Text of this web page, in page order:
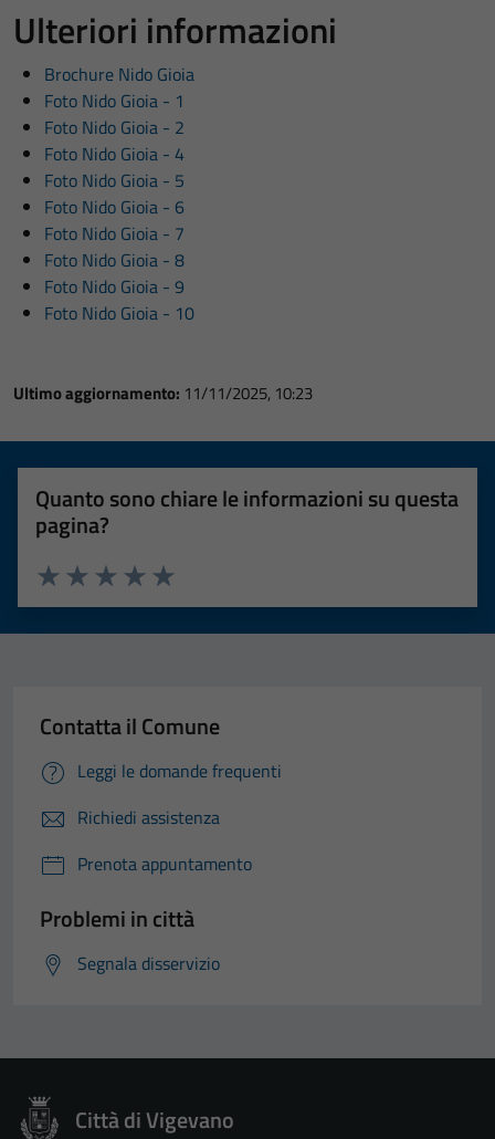
Ulteriori informazioni
Brochure Nido Gioia
Foto Nido Gioia - 1
Foto Nido Gioia - 2
Foto Nido Gioia - 4
Foto Nido Gioia - 5
Foto Nido Gioia - 6
Foto Nido Gioia - 7
Foto Nido Gioia - 8
Foto Nido Gioia - 9
Foto Nido Gioia - 10
Ultimo aggiornamento: 11/11/2025, 10:23
Quanto sono chiare le informazioni su questa
pagina?
Valuta 5 stelle su 5
Valuta 4 stelle su 5
Valuta 3 stelle su 5
Valuta 2 stelle su 5
Valuta 1 stelle su 5
Contatta il Comune
Leggi le domande frequenti
Richiedi assistenza
Prenota appuntamento
Problemi in città
Segnala disservizio
Città di Vigevano